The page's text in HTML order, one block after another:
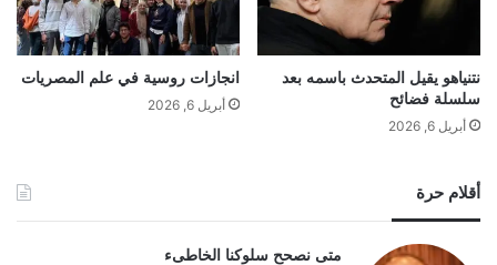
نتنياهو يقيل المتحدث باسمه بعد
سلسلة فضائح
أبريل 6, 2026
انجازات روسية في علم المصريات
أبريل 6, 2026
أقلام حرة
متى نصحح سلوكنا الخاطىء